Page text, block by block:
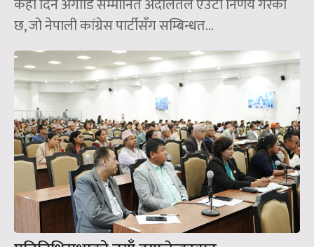
छ, जो नेपाली कांग्रेस पार्टीसँग सम्बिन्धत...